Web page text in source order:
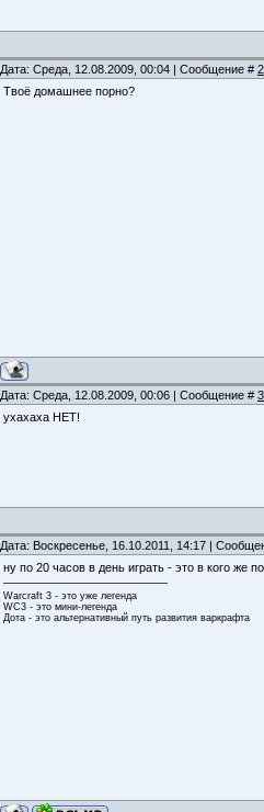
Дата: Среда, 12.08.2009, 00:04 | Сообщение # 2
Твоё домашнее порно?
Дата: Среда, 12.08.2009, 00:06 | Сообщение # 3
ухахаха НЕТ!
Дата: Воскресенье, 16.10.2011, 14:17 |
ну по 20 часов в день играть - это в кого же
Warcraft 3 - это уже легенда
WC3 - это мини-легенда
Дота - это альтернативный путь развития варкрафта